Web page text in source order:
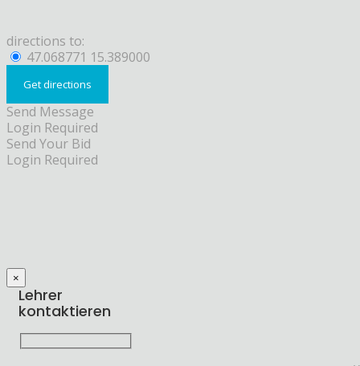
directions to:
47.068771 15.389000
Send Message
Login Required
Send Your Bid
Login Required
×
Lehrer
kontaktieren